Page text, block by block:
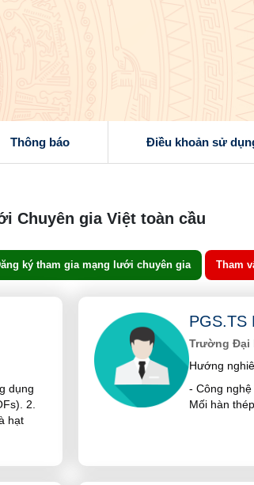
Thông báo Điều khoản sử
Chuyên gia Việt toàn cầu
ký tham gia mạng lưới chuyên gia Tham
dụng
2.
hạt
PGS.TS
Trường Đại
Hướng
- Công
Mối hàn